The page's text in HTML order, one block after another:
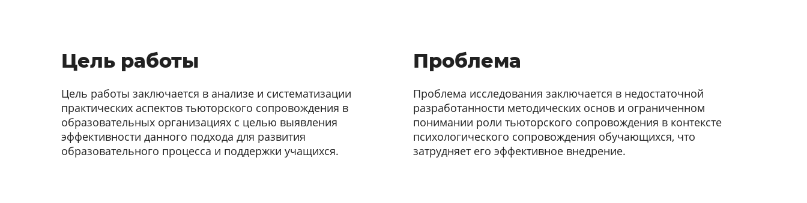
Цель работы
Цель работы заключается в анализе и систематизации
практических аспектов тьюторского сопровождения в
образовательных организациях с целью выявления
эффективности данного подхода для развития
образовательного процесса и поддержки учащихся.
Проблема
Проблема исследования заключается в недостаточной
разработанности методических основ и ограниченном
понимании роли тьюторского сопровождения в контексте
психологического сопровождения обучающихся, что
затрудняет его эффективное внедрение.